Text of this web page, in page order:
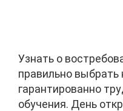
Узнать о
правильно выбрать
гарантированно
обучения. День